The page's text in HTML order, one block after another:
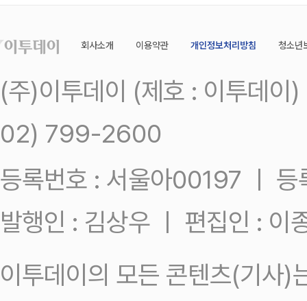
회사소개 이용약관 개인정보처리방침 청소년
(주)이투데이 (제호 : 이투데
02) 799-2600
등록번호 : 서울아00197 ㅣ
발행인 : 김상우 ㅣ 편집인 : 이
이투데이의 모든 콘텐츠(기사)